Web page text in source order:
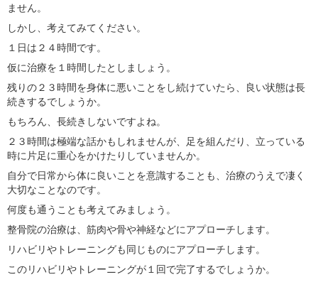
ません。
しかし、考えてみてください。
１日は２４時間です。
仮に治療を１時間したとしましょう。
残りの２３時間を身体に悪いことをし続けていたら、良い状態は長
続きするでしょうか。
もちろん、長続きしないですよね。
２３時間は極端な話かもしれませんが、足を組んだり、立っている
時に片足に重心をかけたりしていませんか。
自分で日常から体に良いことを意識することも、治療のうえで凄く
大切なことなのです。
何度も通うことも考えてみましょう。
整骨院の治療は、筋肉や骨や神経などにアプローチします。
リハビリやトレーニングも同じものにアプローチします。
このリハビリやトレーニングが１回で完了するでしょうか。